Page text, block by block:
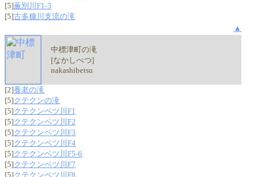
[5]薫別川F1-3
[5]古多糠川支流の滝
▲
中標津町の滝
[なかしべつ]
nakashibetsu
[2]養老の滝
[5]クテクンの滝
[5]クテクンベツ川F1
[5]クテクンベツ川F2
[5]クテクンベツ川F3
[5]クテクンベツ川F4
[5]クテクンベツ川F5-6
[5]クテクンベツ川F7
[5]クテクンベツ川F8